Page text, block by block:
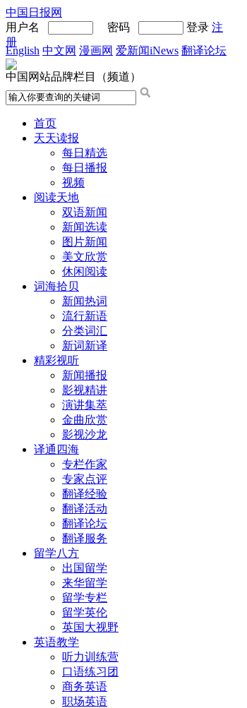
中国日报网
用户名
密码 登录 注
册
English 中文网 漫画网 爱新闻iNews 翻译论坛
中国网站品牌栏目（频道）
首页
天天读报
每日精选
每日播报
视频
阅读天地
双语新闻
新闻选读
图片新闻
美文欣赏
休闲阅读
词海拾贝
新闻热词
流行新语
分类词汇
新词新译
精彩视听
新闻播报
影视精讲
演讲集萃
金曲欣赏
影视沙龙
译通四海
专栏作家
专家点评
翻译经验
翻译活动
翻译论坛
翻译服务
留学八方
出国留学
来华留学
留学专栏
留学英伦
英国大视野
英语教学
听力训练营
口语练习团
商务英语
职场英语